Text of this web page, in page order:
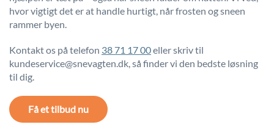
hvor vigtigt det er at handle hurtigt, når frosten og sneen
rammer byen.
Kontakt os på telefon 38 71 17 00eller skriv til
kundeservice@snevagten.dk, så finder vi den bedste løsning
til dig.
Få et tilbud nu